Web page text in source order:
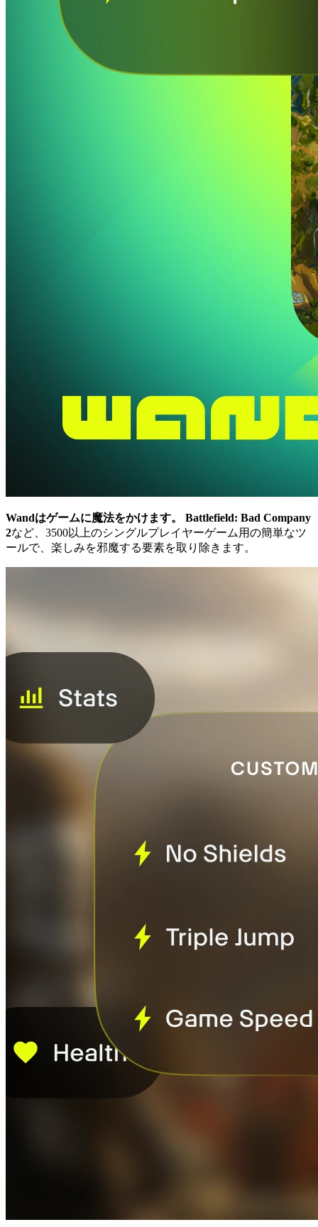
Wandはゲームに魔法をかけます。
Battlefield: Bad Company
2など、3500以上のシングルプレイヤーゲーム用の簡単なツ
ールで、楽しみを邪魔する要素を取り除きます。